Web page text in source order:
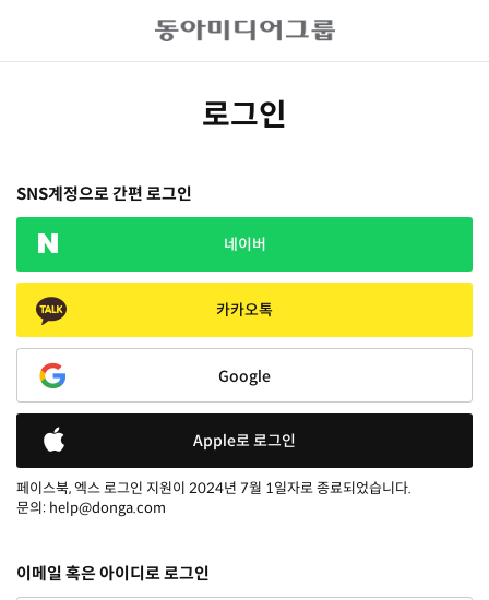
로그인
SNS계정으로 간편 로그인
네이버
카카오톡
Google
Apple로 로그인
페이스북, 엑스 로그인 지원이 2024년 7월 1일자로 종료되었습니다.
문의: help@donga.com
이메일 혹은 아이디로 로그인